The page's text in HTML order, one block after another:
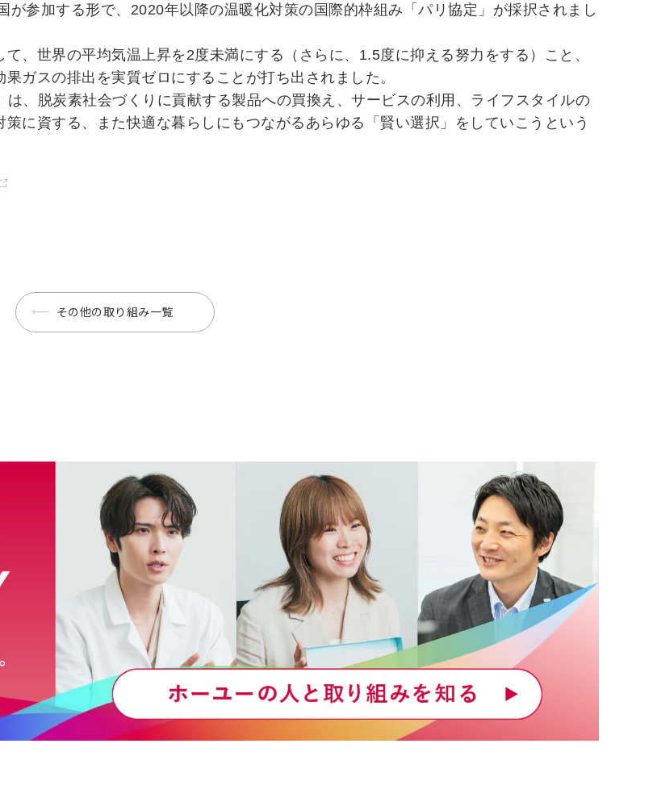
が参加する形で、2020年以降の温暖化対策の国際的枠組み「パリ協定」が採択されまし
、世界の平均気温上昇を2度未満にする（さらに、1.5度に抑える努力をする）こと、
ガスの排出を実質ゼロにすることが打ち出されました。
は、脱炭素社会づくりに貢献する製品への買換え、サービスの利用、ライフスタイルの
策に資する、また快適な暮らしにもつながるあらゆる「賢い選択」をしていこうという
その他の取り組み一覧